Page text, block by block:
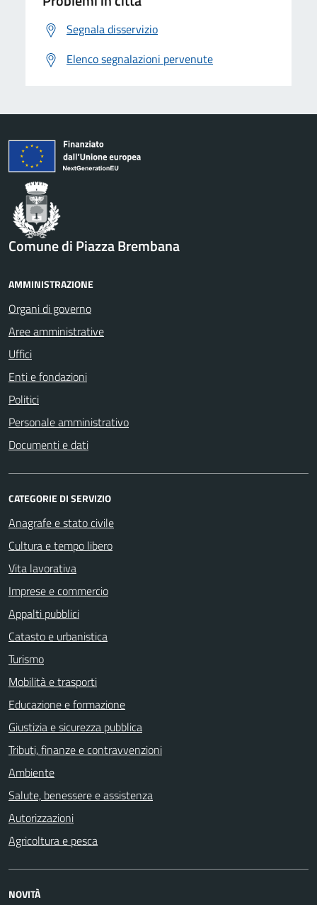
Segnala disservizio
Elenco segnalazioni pervenute
Comune di Piazza Brembana
AMMINISTRAZIONE
Organi di governo
Aree amministrative
Uffici
Enti e fondazioni
Politici
Personale amministrativo
Documenti e dati
CATEGORIE DI SERVIZIO
Anagrafe e stato civile
Cultura e tempo libero
Vita lavorativa
Imprese e commercio
Appalti pubblici
Catasto e urbanistica
Turismo
Mobilità e trasporti
Educazione e formazione
Giustizia e sicurezza pubblica
Tributi, finanze e contravvenzioni
Ambiente
Salute, benessere e assistenza
Autorizzazioni
Agricoltura e pesca
NOVITÀ